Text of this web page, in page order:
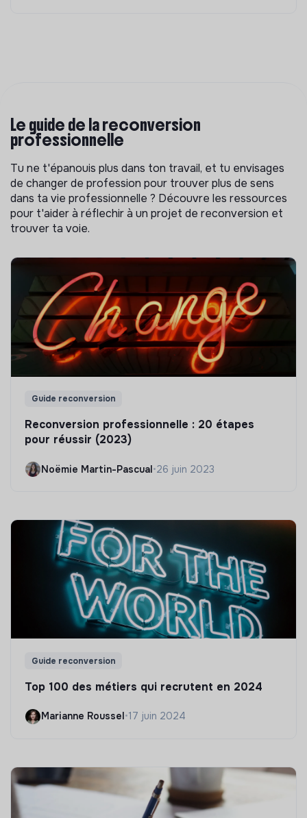
Le guide de la reconversion
professionnelle
Tu ne t'épanouis plus dans ton travail, et tu envisages
de changer de profession pour trouver plus de sens
dans ta vie professionnelle ? Découvre les ressources
pour t'aider à réflechir à un projet de reconversion et
trouver ta voie.
Guide reconversion
Reconversion professionnelle : 20 étapes
pour réussir (2023)
Noëmie Martin-Pascual•26 juin 2023
Guide reconversion
Top 100 des métiers qui recrutent en 2024
Marianne Roussel •17 juin 2024